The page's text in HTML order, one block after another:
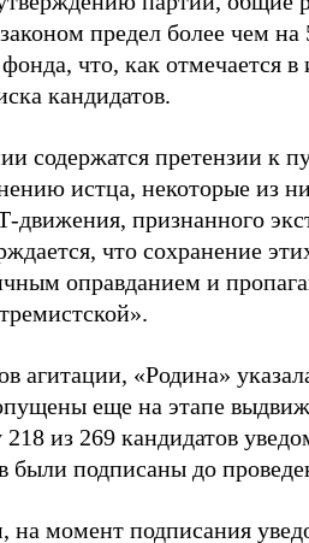
предел более чем
что, как отмечается
кандидатов.
содержатся претензии к
истца, некоторые из
движения, признанного
что сохранение
оправданием и
агитации, «Родина»
еще на этапе
218 из 269 кандидатов
были подписаны до
на момент подписания